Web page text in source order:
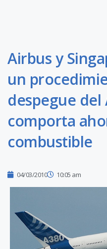
Airbus y
un
despegue del
comporta
combustible
04/03/2010 10:05 am